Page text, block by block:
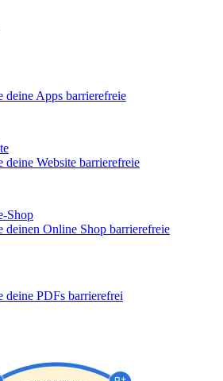
deine Apps barrierefreie
deine Website barrierefreie
Shop
deinen Online Shop barrierefreie
deine PDFs barrierefrei